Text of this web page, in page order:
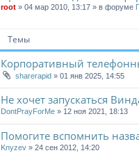
root » 04 мар 2010, 13:17 » в форуме
Темы
Корпоративный
sharerapid » 01 янв 2025, 14:55
Не хочет запускаться
DontPrayForMe » 12 ноя 2021, 18:13
Помогите вспомнить
Knyzev » 24 сен 2012, 14:20